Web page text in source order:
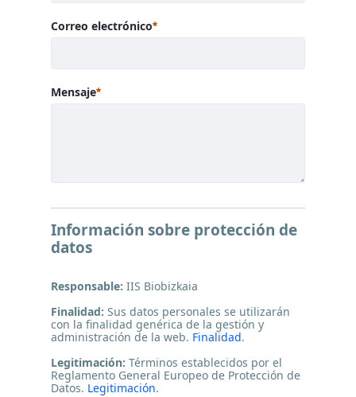
Correo electrónico Requerido
Mensaje Requerido
Información sobre protección de
datos
Responsable: IIS Biobizkaia
Finalidad: Sus datos personales se utilizarán
con la finalidad genérica de la gestión y
administración de la web. Finalidad.
Legitimación: Términos establecidos por el
Reglamento General Europeo de Protección de
Datos. Legitimación.